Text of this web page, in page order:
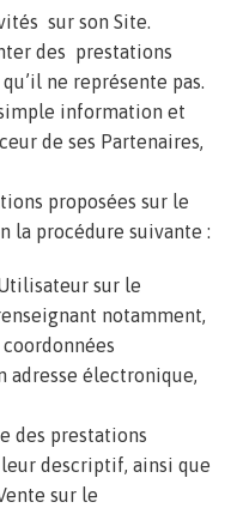
sur son Site.
des prestations
ne représente pas.
information et
de ses Partenaires,
proposées sur le
la procédure suivante :
sur le
notamment,
adresse électronique,
des prestations
leur descriptif, ainsi que
sur le